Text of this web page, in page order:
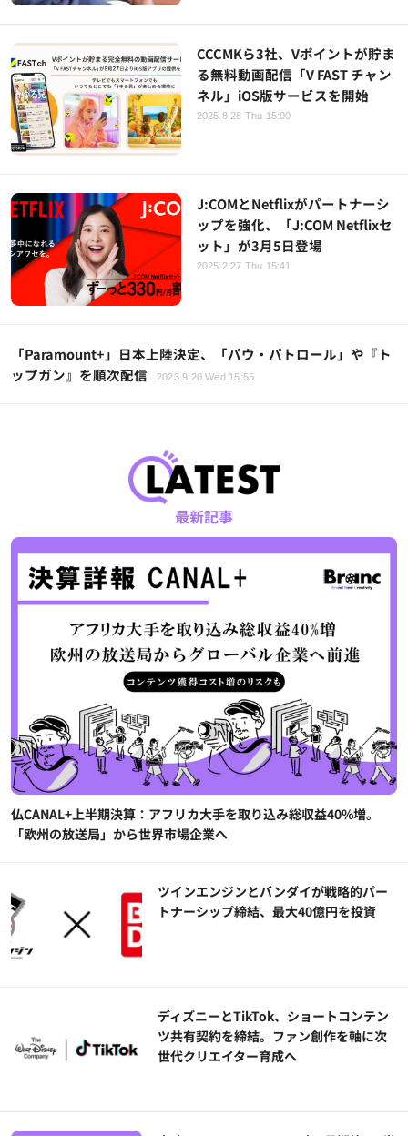
CCCMKら3社、Vポイントが貯ま
る無料動画配信「V FAST チャン
ネル」iOS版サービスを開始
2025.8.28 Thu 15:00
J:COMとNetflixがパートナーシ
ップを強化、「J:COM Netflixセ
ット」が3月5日登場
2025.2.27 Thu 15:41
「Paramount+」日本上陸決定、「パウ・パトロール」や『ト
ップガン』を順次配信
2023.9.20 Wed 15:55
最新記事
仏CANAL+上半期決算：アフリカ大手を取り込み総収益40%増。
「欧州の放送局」から世界市場企業へ
ツインエンジンとバンダイが戦略的パー
トナーシップ締結、最大40億円を投資
ディズニーとTikTok、ショートコンテン
ツ共有契約を締結。ファン創作を軸に次
世代クリエイター育成へ